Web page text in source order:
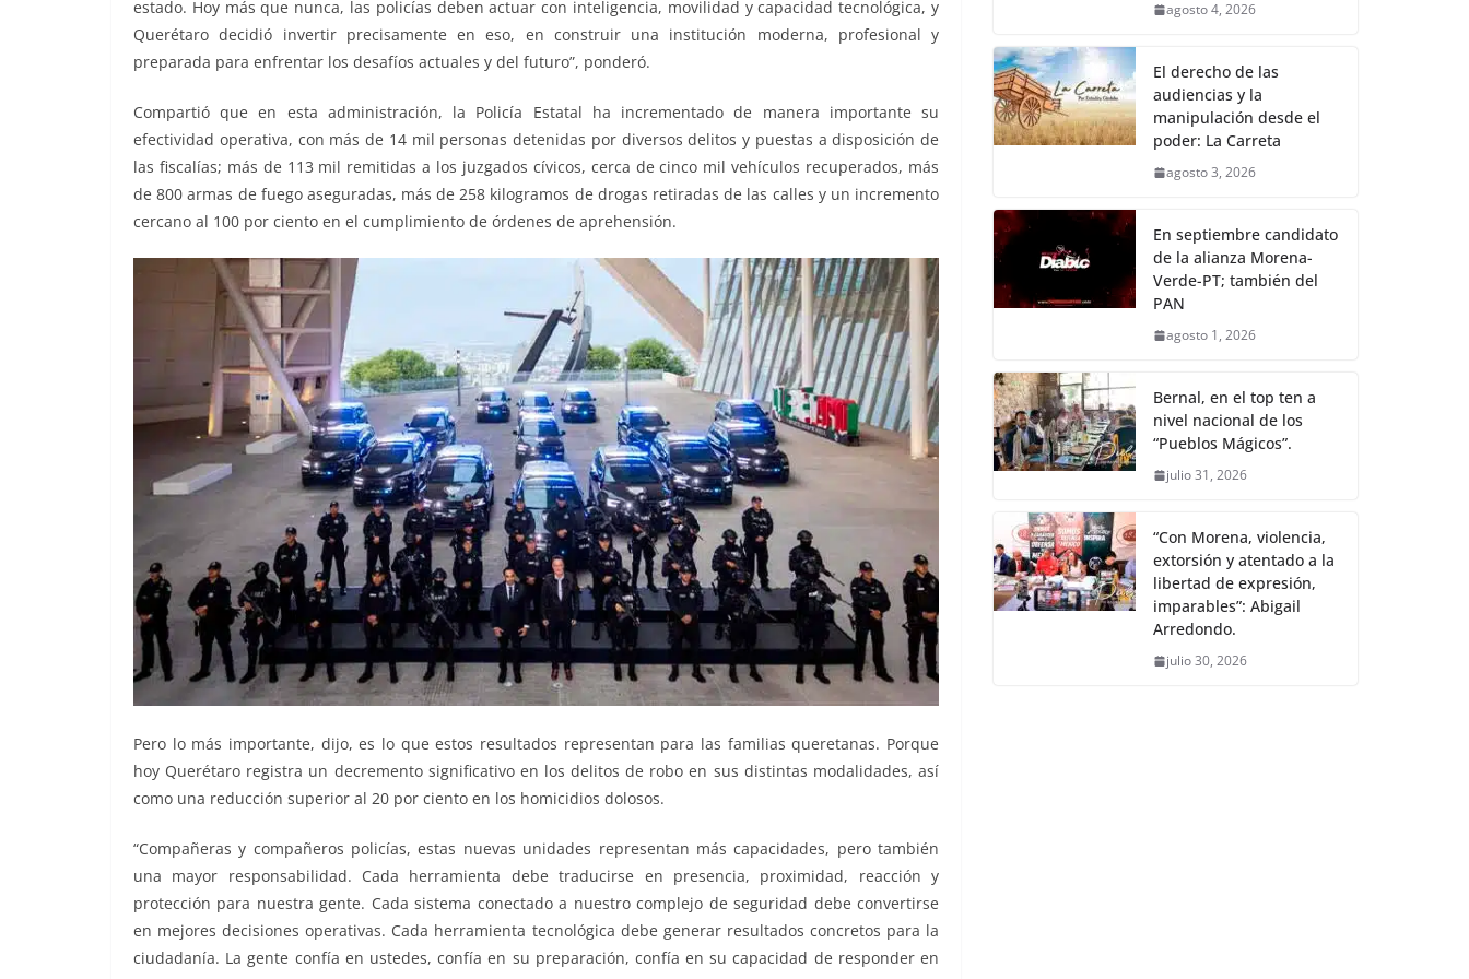
estado. Hoy más que nunca, las policías deben actuar con inteligencia, movilidad y capacidad tecnológica, y
Querétaro decidió invertir precisamente en eso, en construir una institución moderna, profesional y
preparada para enfrentar los desafíos actuales y del futuro”, ponderó.
Compartió que en esta administración, la Policía Estatal ha incrementado de manera importante su
efectividad operativa, con más de 14 mil personas detenidas por diversos delitos y puestas a disposición de
las fiscalías; más de 113 mil remitidas a los juzgados cívicos, cerca de cinco mil vehículos recuperados, más
de 800 armas de fuego aseguradas, más de 258 kilogramos de drogas retiradas de las calles y un incremento
cercano al 100 por ciento en el cumplimiento de órdenes de aprehensión.
Pero lo más importante, dijo, es lo que estos resultados representan para las familias queretanas. Porque
hoy Querétaro registra un decremento significativo en los delitos de robo en sus distintas modalidades, así
como una reducción superior al 20 por ciento en los homicidios dolosos.
“Compañeras y compañeros policías, estas nuevas unidades representan más capacidades, pero también
una mayor responsabilidad. Cada herramienta debe traducirse en presencia, proximidad, reacción y
protección para nuestra gente. Cada sistema conectado a nuestro complejo de seguridad debe convertirse
en mejores decisiones operativas. Cada herramienta tecnológica debe generar resultados concretos para la
ciudadanía. La gente confía en ustedes, confía en su preparación, confía en su capacidad de responder en
agosto 4, 2026
El derecho de las
audiencias y la
manipulación desde el
poder: La Carreta
agosto 3, 2026
En septiembre candidato
de la alianza Morena-
Verde-PT; también del
PAN
agosto 1, 2026
Bernal, en el top ten a
nivel nacional de los
“Pueblos Mágicos”.
julio 31, 2026
“Con Morena, violencia,
extorsión y atentado a la
libertad de expresión,
imparables”: Abigail
Arredondo.
julio 30, 2026